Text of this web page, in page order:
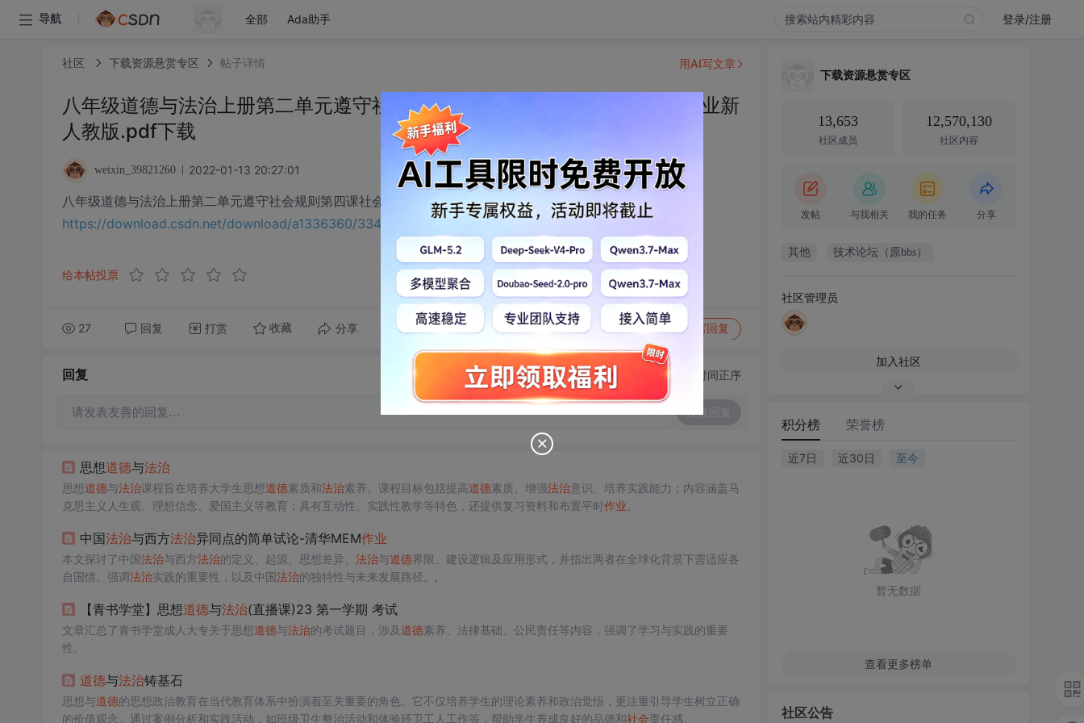
导航 全部 Ada助手 登录/注册
社区 下载资源悬赏专区 帖子详情
八年级道德与法治上册第二单元遵守社会规则第四课社会生活讲道德课时作业新
人教版.pdf下载
weixin_39821260 2022-01-13 20:27:01
八年级道德与法治上册第二单元遵守社会规则第四课社会生活讲道德课时作业新人教版.pdf , 相关下载链接：
https://download.csdn.net/download/a1336360/33493346?utm_source=bbsseo
给本帖投票
27 回复 打赏 收藏 分享 转发到动态 举报 写回复
用AI写文章
回复 切换为时间正序
请发表友善的回复… 发表回复
思想道德与法治
思想道德与法治课程旨在培养大学生思想道德素质和法治素养。课程目标包括提高道德素质、增强法治意识、培养实践能力；内容涵盖马
克思主义人生观、理想信念、爱国主义等教育；具有互动性、实践性教学等特色，还提供复习资料和布置平时作业
中国法治与西方法治异同点的简单试论-清华MEM作业
本文探讨了中国法治与西方法治的定义、起源、思想差异、 法治与道德界限、建设逻辑及应用形式，并指出两者在全球化背景下需适应各
自国情。强调法治实践的重要性，以及中国法治的独特性与未来发展路径。,
【青书学堂】思想道德与法治(直播课)23 第一学期 考试
文章汇总了青书学堂成人大专关于思想道德与法治的考试题目，涉及道德素养、法律基础、公民责任等内容，强调了学习与实践的重要
性。
道德与法治铸基石
思想与道德的思想政治教育在当代教育体系中扮演着至关重要的角色。它不仅培养学生的理论素养和政治觉悟，更注重引导学生树立正确
的价值观念。通过案例分析和实践活动，如班级卫生整治活动和体验环卫工人工作等，帮助学生养成良好的品德和社会责任感。
下载资源悬赏专区
13,653
社区成员
12,570,130
社区内容
发帖 与我相关 我的任务 分享
其他 技术论坛（原bbs）
社区管理员
加入社区
积分榜 荣誉榜
近7日 近30日 至今
暂无数据
查看更多榜单
社区公告